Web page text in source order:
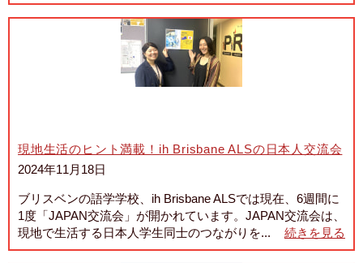
現地生活のヒント満載！ih Brisbane ALSの日本人交流会
2024年11月18日
ブリスベンの語学学校、ih Brisbane ALSでは現在、6週間に
1度「JAPAN交流会」が開かれています。JAPAN交流会は、
現地で生活する日本人学生同士のつながりを...
続きを見る